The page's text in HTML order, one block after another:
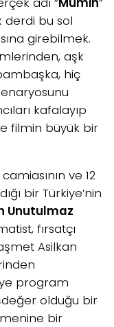
derdi bu sol
girebilmek.
aşk
hiç
kafalayıp
filmin büyük bir
ve 12
bir Türkiye’nin
Unutulmaz
fırsatçı
Asilkan
program
olduğu bir
bir